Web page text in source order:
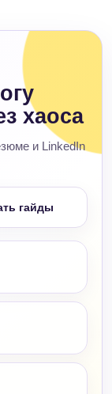
хаоса
и LinkedIn
гайды